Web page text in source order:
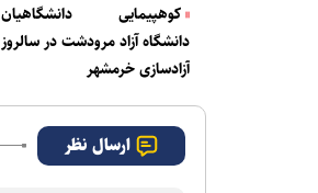
کوهپیمایی دانشگاهیان
دانشگاه آزاد مرودشت در سالروز
آزادسازی خرمشهر
ارسال نظر